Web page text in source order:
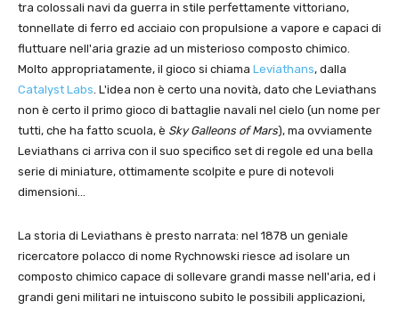
tra colossali navi da guerra in stile perfettamente vittoriano,
tonnellate di ferro ed acciaio con propulsione a vapore e capaci di
fluttuare nell'aria grazie ad un misterioso composto chimico.
Molto appropriatamente, il gioco si chiama Leviathans, dalla
Catalyst Labs. L'idea non è certo una novità, dato che Leviathans
non è certo il primo gioco di battaglie navali nel cielo (un nome per
tutti, che ha fatto scuola, è Sky Galleons of Mars), ma ovviamente
Leviathans ci arriva con il suo specifico set di regole ed una bella
serie di miniature, ottimamente scolpite e pure di notevoli
dimensioni…
La storia di Leviathans è presto narrata: nel 1878 un geniale
ricercatore polacco di nome Rychnowski riesce ad isolare un
composto chimico capace di sollevare grandi masse nell'aria, ed i
grandi geni militari ne intuiscono subito le possibili applicazioni,